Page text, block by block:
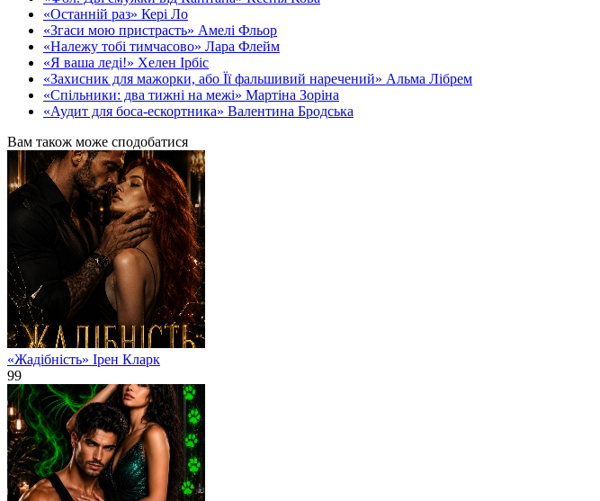
«Останній раз» Кері Ло
«Згаси мою пристрасть» Амелі Фльор
«Належу тобі тимчасово» Лара Флейм
«Я ваша леді!» Хелен Ірбіс
«Захисник для мажорки, або Її фальшивий наречений» Альма Лібрем
«Спільники: два тижні на межі» Мартіна Зоріна
«Аудит для боса-ескортника» Валентина Бродська
Вам також може сподобатися
«Жадібність» Ірен Кларк
99